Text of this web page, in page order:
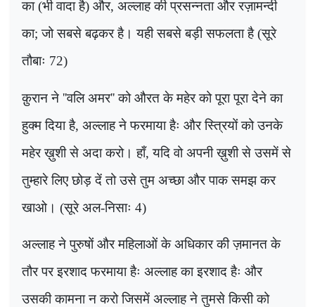
का (भी वादा है) और, अल्लाह की प्रसन्नता और रज़ामन्दी
का;जो सबसे बढ़कर है। यही सबसे बड़ी सफलता है (सूरे
तौबाः 72)
क़ुरान ने ''वलि अमर''को औरत के महेर को पूरा पूरा देने का
हुक्म दिया है, अल्लाह ने फरमाया हैः और स्त्रियों को उनके
महेर ख़ुशी से अदा करो। हाँ,यदि वो अपनी ख़ुशी से उसमें से
तुम्हारे लिए छोड़ दें तो उसे तुम अच्छा और पाक समझ कर
खाओ। (सूरे अल-निसाः 4)
अल्लाह ने पुरुषों और महिलाओं के अधिकार की ज़मानत के
तौर पर इरशाद फरमाया हैः अल्लाह का इरशाद हैः और
उसकी कामना न करो जिसमें अल्लाह ने तुमसे किसी को